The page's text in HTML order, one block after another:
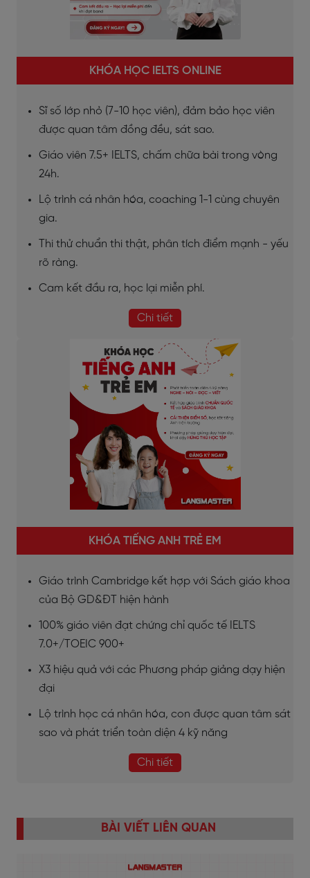
KHÓA HỌC IELTS ONLINE
Sĩ số lớp nhỏ (7-10 học viên), đảm bảo học viên
được quan tâm đồng đều, sát sao.
Giáo viên 7.5+ IELTS, chấm chữa bài trong vòng
24h.
Lộ trình cá nhân hóa, coaching 1-1 cùng chuyên
gia.
Thi thử chuẩn thi thật, phân tích điểm mạnh - yếu
rõ ràng.
Cam kết đầu ra, học lại miễn phí.
Chi tiết
KHÓA TIẾNG ANH TRẺ EM
Giáo trình Cambridge kết hợp với Sách giáo khoa
của Bộ GD&ĐT hiện hành
100% giáo viên đạt chứng chỉ quốc tế IELTS
7.0+/TOEIC 900+
X3 hiệu quả với các Phương pháp giảng dạy hiện
đại
Lộ trình học cá nhân hóa, con được quan tâm sát
sao và phát triển toàn diện 4 kỹ năng
Chi tiết
BÀI VIẾT LIÊN QUAN